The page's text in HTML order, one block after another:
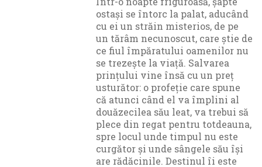
ostași se întorc la palat, aducând
cu ei un străin misterios, de pe
un tărâm necunoscut, care știe de
ce fiul împăratului oamenilor nu
se trezește la viață. Salvarea
prințului vine însă cu un preț
usturător: o profeție care spune
că atunci când el va împlini al
douăzecilea său leat, va trebui să
plece din regat pentru totdeauna,
spre locul unde timpul nu este
curgător și unde sângele său își
are rădăcinile. Destinul îi este